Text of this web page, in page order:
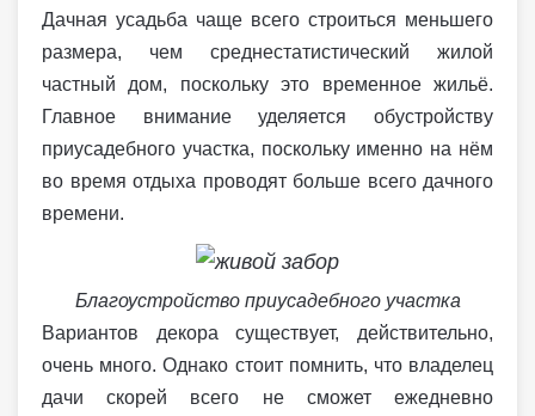
Дачная усадьба чаще всего строиться меньшего
размера, чем среднестатистический жилой
частный дом, поскольку это временное жильё.
Главное внимание уделяется обустройству
приусадебного участка, поскольку именно на нём
во время отдыха проводят больше всего дачного
времени.
Благоустройство приусадебного участка
Вариантов декора существует, действительно,
очень много. Однако стоит помнить, что владелец
дачи скорей всего не сможет ежедневно